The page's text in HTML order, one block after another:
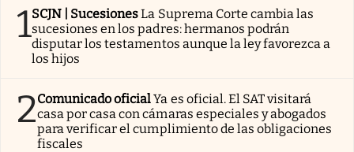
1SCJN | SucesionesLa Suprema Corte cambia las
sucesiones en los padres: hermanos podrán
disputar los testamentos aunque la ley favorezca a
los hijos
2Comunicado oficialYa es oficial. El SAT visitará
casa por casa con cámaras especiales y abogados
para verificar el cumplimiento de las obligaciones
fiscales